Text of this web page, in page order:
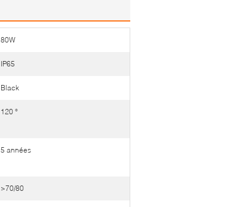
80W
IP65
Black
120 °
5 années
>70/80